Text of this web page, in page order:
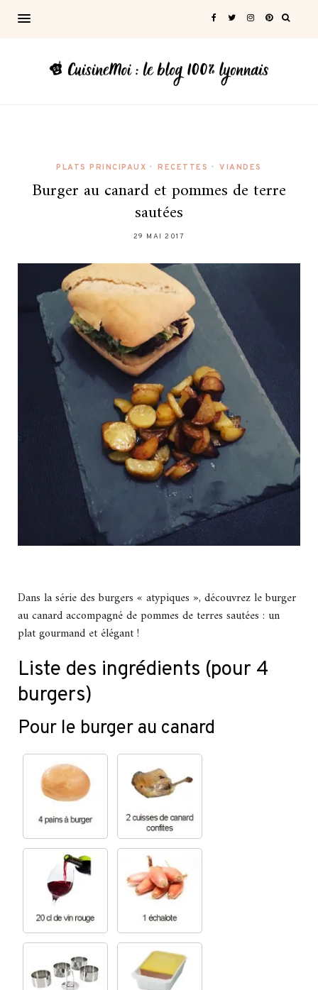
PLATS PRINCIPAUX • RECETTES • VIANDES
Burger au canard et pommes de terre
sautées
29 MAI 2017
Dans la série des burgers « atypiques », découvrez le burger
au canard accompagné de pommes de terres sautées : un
plat gourmand et élégant !
Liste des ingrédients (pour 4
burgers)
Pour le burger au canard